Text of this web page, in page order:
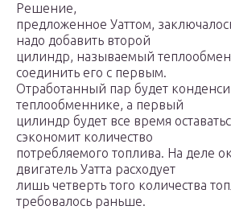
Решение,
предложенное Уаттом,
надо добавить второй
цилиндр, называемый
соединить его с первым.
Отработанный пар будет
теплообменнике, а первый
цилиндр будет все время
сэкономит количество
потребляемого топлива. На деле
двигатель Уатта расходует
лишь четверть того количества
требовалось раньше.